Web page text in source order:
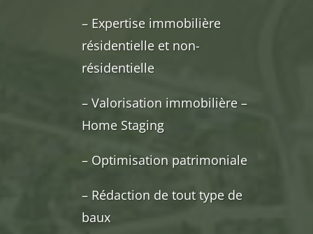
– Expertise immobilière
résidentielle et non-
résidentielle
– Valorisation immobilière –
Home Staging
– Optimisation patrimoniale
– Rédaction de tout type de
baux